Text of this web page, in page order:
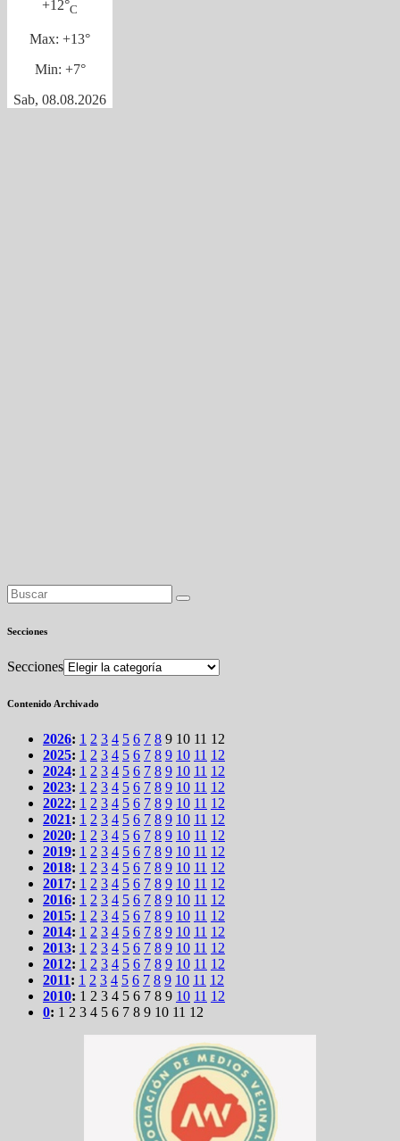
+12°C
Max: +13°
Min: +7°
Sab, 08.08.2026
Secciones
Secciones
Contenido Archivado
2026: 1 2 3 4 5 6 7 8 9 10 11 12
2025: 1 2 3 4 5 6 7 8 9 10 11 12
2024: 1 2 3 4 5 6 7 8 9 10 11 12
2023: 1 2 3 4 5 6 7 8 9 10 11 12
2022: 1 2 3 4 5 6 7 8 9 10 11 12
2021: 1 2 3 4 5 6 7 8 9 10 11 12
2020: 1 2 3 4 5 6 7 8 9 10 11 12
2019: 1 2 3 4 5 6 7 8 9 10 11 12
2018: 1 2 3 4 5 6 7 8 9 10 11 12
2017: 1 2 3 4 5 6 7 8 9 10 11 12
2016: 1 2 3 4 5 6 7 8 9 10 11 12
2015: 1 2 3 4 5 6 7 8 9 10 11 12
2014: 1 2 3 4 5 6 7 8 9 10 11 12
2013: 1 2 3 4 5 6 7 8 9 10 11 12
2012: 1 2 3 4 5 6 7 8 9 10 11 12
2011: 1 2 3 4 5 6 7 8 9 10 11 12
2010: 1 2 3 4 5 6 7 8 9 10 11 12
0: 1 2 3 4 5 6 7 8 9 10 11 12